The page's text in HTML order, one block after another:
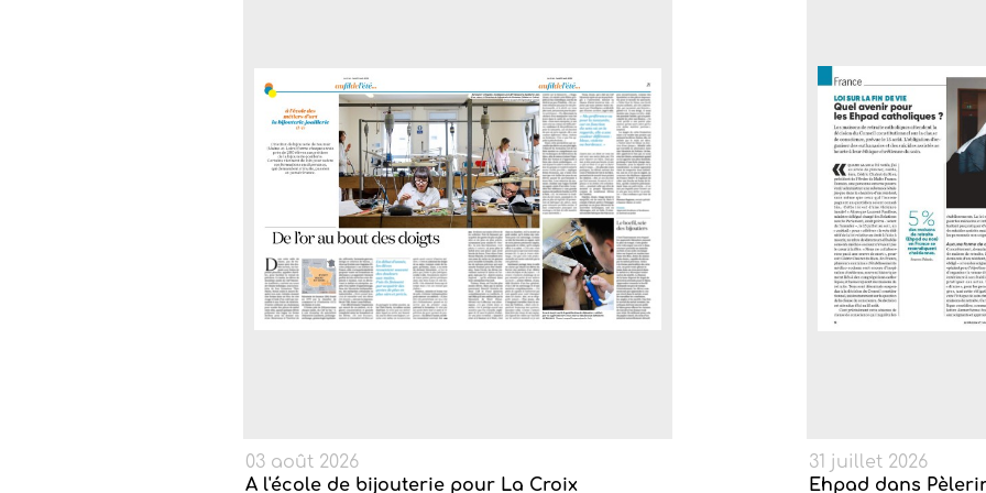
03 août 2026
A l'école de bijouterie pour La Croix
31 juillet 2026
Ehpad dans